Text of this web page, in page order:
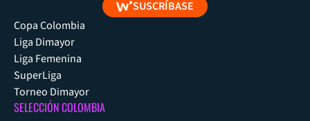
SUSCRÍBASE
Copa Colombia
Liga Dimayor
Liga Femenina
SuperLiga
Torneo Dimayor
SELECCIÓN COLOMBIA